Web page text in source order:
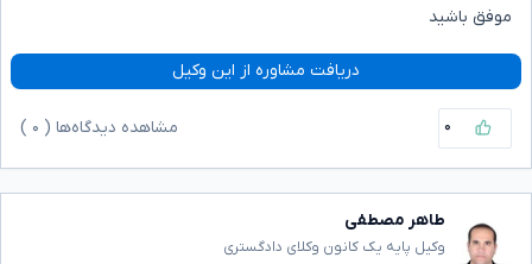
موفق باشید
دریافت مشاوره از این وکیل
۰ مشاهده دیدگاه‌ها ( ۰
طاهر مصطفی
وکیل پایه یک کانون وکلای دادگستری